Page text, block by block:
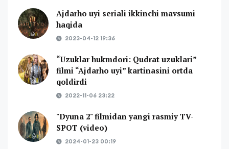
Ajdarho uyi seriali ikkinchi mavsumi
haqida
2023-04-12 19:36
“Uzuklar hukmdori: Qudrat uzuklari”
filmi “Ajdarho uyi” kartinasini ortda
qoldirdi
2022-11-06 23:22
"Dyuna 2" filmidan yangi rasmiy TV-
SPOT (video)
2024-01-23 00:19